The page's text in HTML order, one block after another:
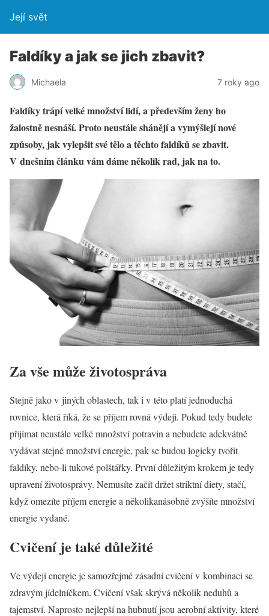
Její svět
Faldíky a jak se jich zbavit?
Michaela 7 roky ago
Faldíky trápí velké množství lidí, a především ženy ho
žalostně nesnáší. Proto neustále shánějí a vymýšlejí nové
způsoby, jak vylepšit své tělo a těchto faldíků se zbavit.
V dnešním článku vám dáme několik rad, jak na to.
Za vše může životospráva
Stejně jako v jiných oblastech, tak i v této platí jednoduchá
rovnice, která říká, že se příjem rovná výdeji. Pokud tedy budete
přijímat neustále velké množství potravin a nebudete adekvátně
vydávat stejné množství energie, pak se budou logicky tvořit
faldíky, nebo-li tukové polštářky. První důležitým krokem je tedy
upravení životosprávy. Nemusíte začít držet striktní diety, stačí,
když omezíte příjem energie a několikanásobně zvýšíte množství
energie vydané.
Cvičení je také důležité
Ve výdeji energie je samozřejmé zásadní cvičení v kombinaci se
zdravým jídelníčkem. Cvičení však skrývá několik neduhů a
tajemství. Naprosto nejlepší na hubnutí jsou aerobní aktivity, které